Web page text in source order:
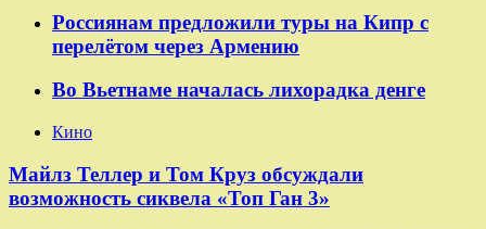
Россиянам предложили туры на Кипр с
перелётом через Армению
Во Вьетнаме началась лихорадка денге
Кино
Майлз Теллер и Том Круз обсуждали
возможность сиквела «Топ Ган 3»